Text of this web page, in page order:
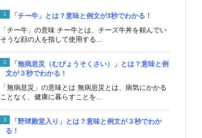
「チー牛」とは？意味と例文が3秒でわかる！
「チー牛」の意味 チー牛とは、チーズ牛丼を頼んでい
そうな顔の人を指して使用する...
「無病息災（むびょうそくさい）」とは？意味と例
文が３秒でわかる！
「無病息災」の意味とは 無病息災とは、病気にかかる
ことなく、健康に暮らすことを...
「野球殿堂入り」とは？意味と例文が３秒でわか
る！